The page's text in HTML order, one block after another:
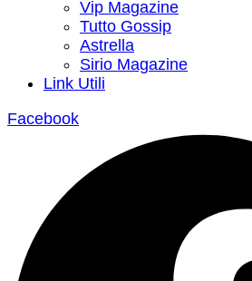
Vip Magazine
Tutto Gossip
Astrella
Sirio Magazine
Link Utili
Facebook